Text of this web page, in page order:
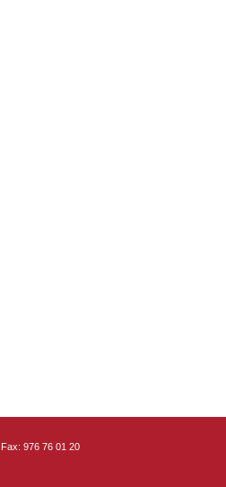
976 76 01 20